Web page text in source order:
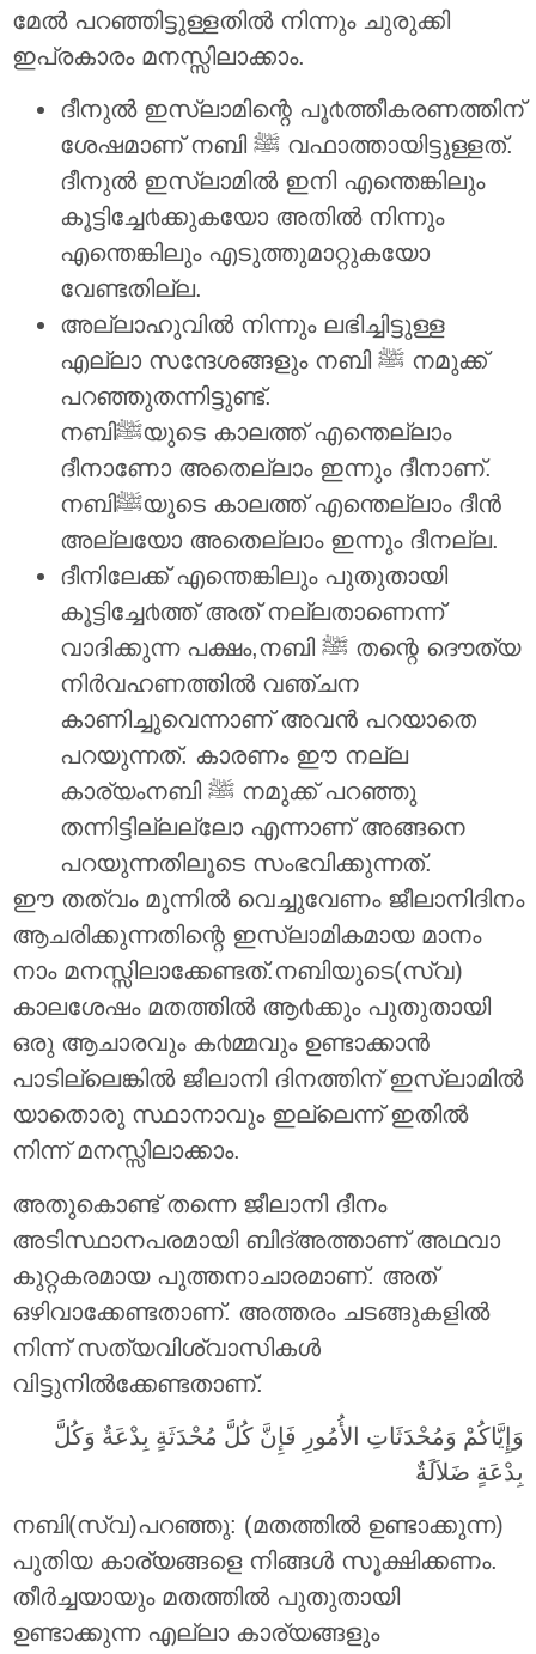
മേല്‍ പറഞ്ഞിട്ടുള്ളതില്‍ നിന്നും ചുരുക്കി
ഇപ്രകാരം മനസ്സിലാക്കാം.
ദീനുല്‍ ഇസ്ലാമിന്റെ പൂ൪ത്തീകരണത്തിന്
ശേഷമാണ് നബി ﷺ വഫാത്തായിട്ടുള്ളത്.
ദീനുല്‍ ഇസ്ലാമില്‍ ഇനി എന്തെങ്കിലും
കൂട്ടിച്ചേ൪ക്കുകയോ അതില്‍ നിന്നും
എന്തെങ്കിലും എടുത്തുമാറ്റുകയോ
വേണ്ടതില്ല.
അല്ലാഹുവില്‍ നിന്നും ലഭിച്ചിട്ടുള്ള
എല്ലാ സന്ദേശങ്ങളും നബി ﷺ നമുക്ക്
പറഞ്ഞുതന്നിട്ടുണ്ട്.
നബിﷺയുടെ കാലത്ത് എന്തെല്ലാം
ദീനാണോ അതെല്ലാം ഇന്നും ദീനാണ്.
നബിﷺയുടെ കാലത്ത് എന്തെല്ലാം ദീന്‍
അല്ലയോ അതെല്ലാം ഇന്നും ദീനല്ല.
ദീനിലേക്ക് എന്തെങ്കിലും പുതുതായി
കൂട്ടിച്ചേ൪ത്ത് അത് നല്ലതാണെന്ന്
വാദിക്കുന്ന പക്ഷം,നബി ﷺ തന്റെ ദൌത്യ
നിര്‍വഹണത്തില്‍ വഞ്ചന
കാണിച്ചുവെന്നാണ് അവന്‍ പറയാതെ
പറയുന്നത്. കാരണം ഈ നല്ല
കാര്യംനബി ﷺ നമുക്ക് പറഞ്ഞു
തന്നിട്ടില്ലല്ലോ എന്നാണ് അങ്ങനെ
പറയുന്നതിലൂടെ സംഭവിക്കുന്നത്.
ഈ തത്വം മുന്നില്‍ വെച്ചുവേണം ജീലാനിദിനം
ആചരിക്കുന്നതിന്റെ ഇസ്ലാമികമായ മാനം
നാം മനസ്സിലാക്കേണ്ടത്.നബിയുടെ(സ്വ)
കാലശേഷം മതത്തില്‍ ആ൪ക്കും പുതുതായി
ഒരു ആചാരവും ക൪മ്മവും ഉണ്ടാക്കാന്‍
പാടില്ലെങ്കില്‍ ജീലാനി ദിനത്തിന് ഇസ്ലാമില്‍
യാതൊരു സ്ഥാനാവും ഇല്ലെന്ന് ഇതില്‍
നിന്ന് മനസ്സിലാക്കാം.
അതുകൊണ്ട് തന്നെ ജീലാനി ദീനം
അടിസ്ഥാനപരമായി ബിദ്അത്താണ് അഥവാ
കുറ്റകരമായ പുത്തനാചാരമാണ്. അത്
ഒഴിവാക്കേണ്ടതാണ്. അത്തരം ചടങ്ങുകളില്‍
നിന്ന് സത്യവിശ്വാസികള്‍
വിട്ടുനില്‍ക്കേണ്ടതാണ്.
وَإِيَّاكُمْ وَمُحْدَثَاتِ الأُمُورِ فَإِنَّ كُلَّ مُحْدَثَةٍ بِدْعَةٌ وَكُلَّ
بِدْعَةٍ ضَلاَلَةٌ
നബി(സ്വ)പറഞ്ഞു: (മതത്തില്‍ ഉണ്ടാക്കുന്ന)
പുതിയ കാര്യങ്ങളെ നിങ്ങൾ സൂക്ഷിക്കണം.
തീർച്ചയായും മതത്തിൽ പുതുതായി
ഉണ്ടാക്കുന്ന എല്ലാ കാര്യങ്ങളും